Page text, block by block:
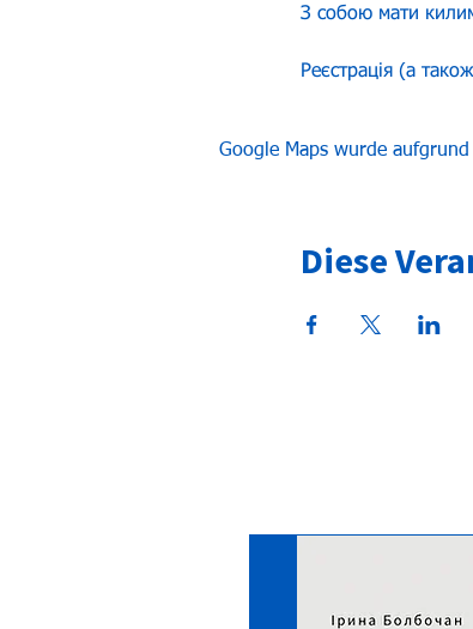
З собою мати
Реєстрація (а
Google Maps wurde
Diese